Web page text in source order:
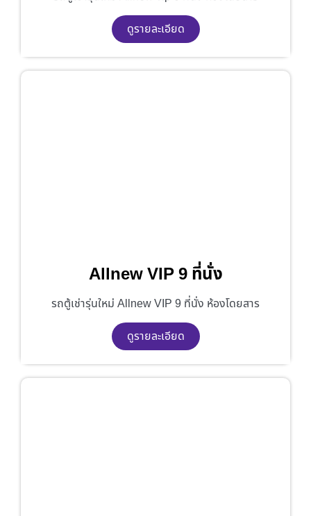
ดูรายละเอียด
Allnew VIP 9 ที่นั่ง
รถตู้เช่ารุ่นใหม่ Allnew VIP 9 ที่นั่ง ห้องโดยสาร
ดูรายละเอียด